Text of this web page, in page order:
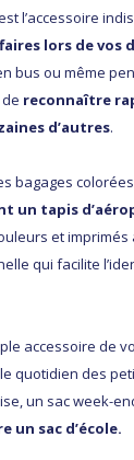
l’accessoire
lors de vos
bus ou même
reconnaître
d’autres.
bagages
un tapis
et
qui facilite
accessoire de
quotidien des
un sac week-
un sac d’école.